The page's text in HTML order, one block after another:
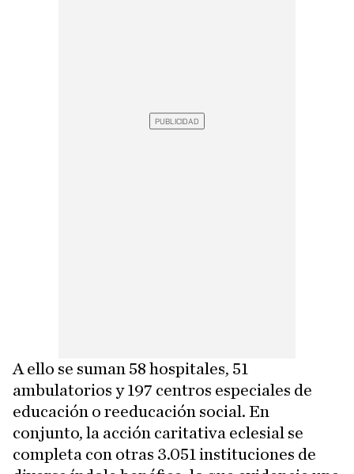
A ello se suman 58 hospitales, 51
ambulatorios y 197 centros especiales de
educación o reeducación social. En
conjunto, la acción caritativa eclesial se
completa con otras 3.051 instituciones de